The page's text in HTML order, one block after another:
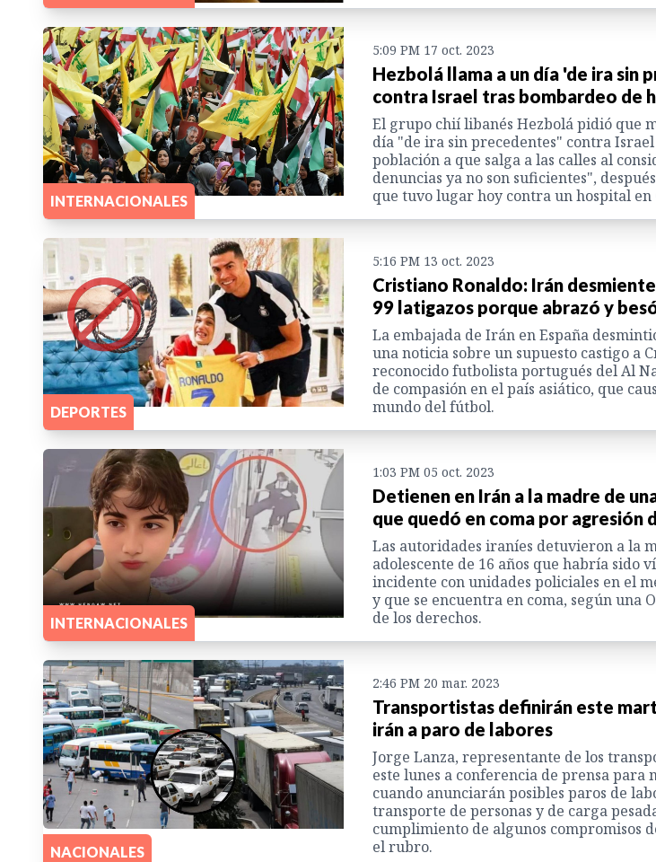
INTERNACIONALES
5:09 PM 17 oct. 2023
Hezbolá llama a un día 'de ira sin
contra Israel tras bombardeo de
El grupo chií libanés Hezbolá pidió que
día "de ira sin precedentes" contra
población a que salga a las calles al
denuncias ya no son suficientes",
que tuvo lugar hoy contra un hospital en
DEPORTES
5:16 PM 13 oct. 2023
Cristiano Ronaldo: Irán
99 latigazos porque abrazó y
La embajada de Irán en España
una noticia sobre un supuesto castigo a
reconocido futbolista portugués del Al
de compasión en el país asiático, que
mundo del fútbol.
INTERNACIONALES
1:03 PM 05 oct. 2023
Detienen en Irán a la madre de
que quedó en coma por agresión
Las autoridades iraníes detuvieron a la
adolescente de 16 años que habría sido
incidente con unidades policiales en el
y que se encuentra en coma, según una
de los derechos.
NACIONALES
2:46 PM 20 mar. 2023
Transportistas definirán este
irán a paro de labores
Jorge Lanza, representante de los
este lunes a conferencia de prensa para
cuando anunciarán posibles paros de
transporte de personas y de carga
cumplimiento de algunos compromisos
el rubro.